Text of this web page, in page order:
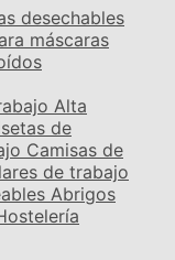
desechables
máscaras
Alta
de
Camisas de
de trabajo
Abrigos